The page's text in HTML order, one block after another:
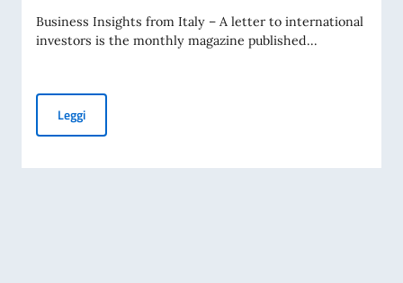
Business Insights from Italy – A letter to international
investors is the monthly magazine published...
LeggiBusiness Insights from Italy – A letter to international